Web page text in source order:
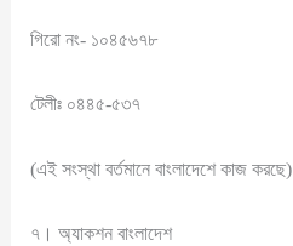
গিরো নং- ১০৪৫৬৭৮
টেলীঃ ০৪৪৫-৫৩৭
(এই সংস্থা বর্তমানে বাংলাদেশে কাজ করছে)
৭। অ্যাকশন বাংলাদেশ